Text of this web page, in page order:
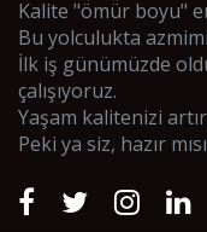
Kalite "ömür boyu"
Bu yolculukta
İlk iş günümüzde
çalışıyoruz.
Yaşam kalitenizi
Peki ya siz, hazır